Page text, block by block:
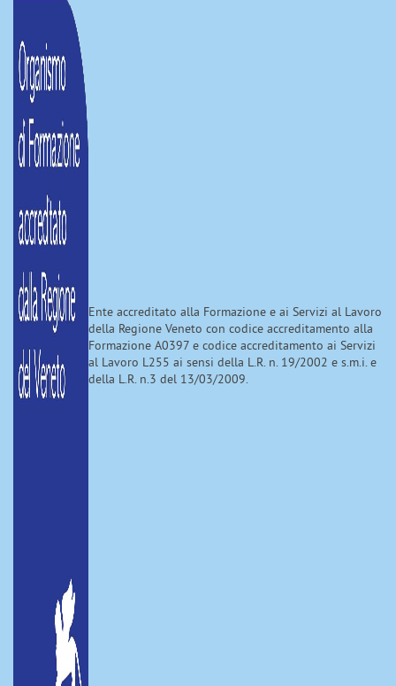
Ente accreditato alla Formazione e ai Servizi al Lavoro
della Regione Veneto con codice accreditamento alla
Formazione A0397 e codice accreditamento ai Servizi
al Lavoro L255 ai sensi della L.R. n. 19/2002 e s.m.i. e
della L.R. n.3 del 13/03/2009.